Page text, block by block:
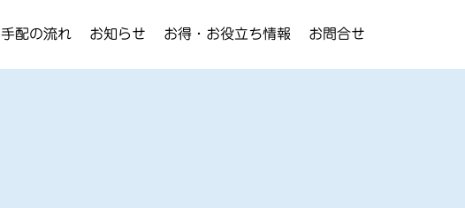
手配の流れ お知らせ お得・お役立ち情報 お問合せ